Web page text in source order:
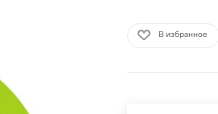
В избранное